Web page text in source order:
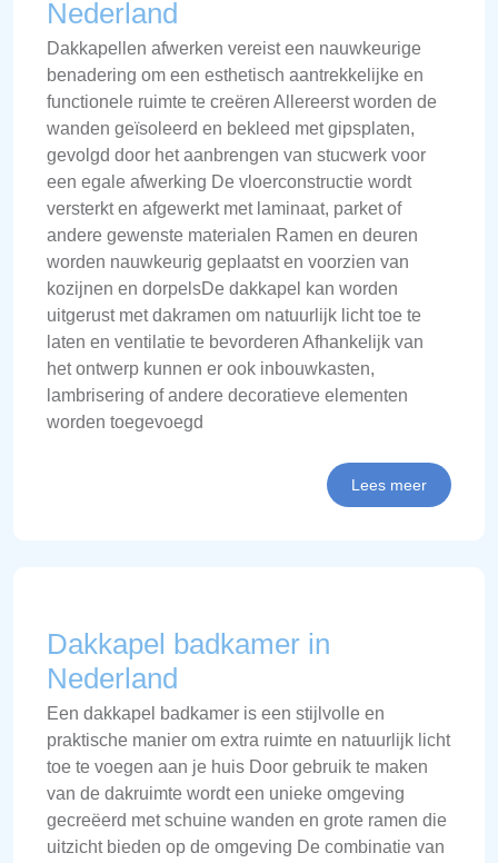
Nederland
Dakkapellen afwerken vereist een nauwkeurige
benadering om een esthetisch aantrekkelijke en
functionele ruimte te creëren Allereerst worden de
wanden geïsoleerd en bekleed met gipsplaten,
gevolgd door het aanbrengen van stucwerk voor
een egale afwerking De vloerconstructie wordt
versterkt en afgewerkt met laminaat, parket of
andere gewenste materialen Ramen en deuren
worden nauwkeurig geplaatst en voorzien van
kozijnen en dorpelsDe dakkapel kan worden
uitgerust met dakramen om natuurlijk licht toe te
laten en ventilatie te bevorderen Afhankelijk van
het ontwerp kunnen er ook inbouwkasten,
lambrisering of andere decoratieve elementen
worden toegevoegd
Lees meer
Dakkapel badkamer in
Nederland
Een dakkapel badkamer is een stijlvolle en
praktische manier om extra ruimte en natuurlijk licht
toe te voegen aan je huis Door gebruik te maken
van de dakruimte wordt een unieke omgeving
gecreëerd met schuine wanden en grote ramen die
uitzicht bieden op de omgeving De combinatie van